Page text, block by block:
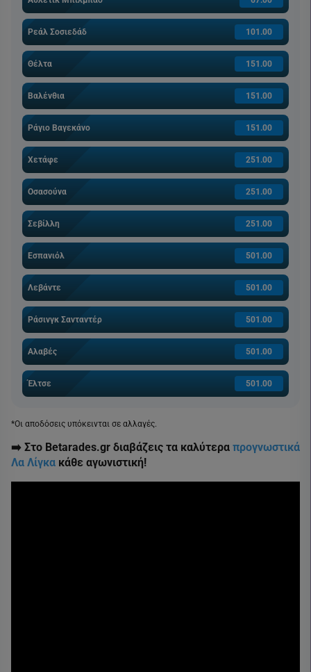
Ρεάλ Σοσιεδάδ 101.00
Θέλτα 151.00
Βαλένθια 151.00
Ράγιο Βαγεκάνο 151.00
Χετάφε 251.00
Οσασούνα 251.00
Σεβίλλη 251.00
Εσπανιόλ 501.00
Λεβάντε 501.00
Ράσινγκ Σανταντέρ 501.00
Αλαβές 501.00
Έλτσε 501.00
*Οι αποδόσεις υπόκεινται σε αλλαγές.
➡️ Στο Betarades.gr διαβάζεις τα καλύτερα προγνωστικά
Λα Λίγκα κάθε αγωνιστική!